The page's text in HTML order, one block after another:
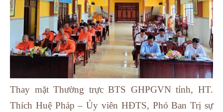
Thay mặt Thường trực BTS GHPGVN tỉnh, HT.
Thích Huệ Pháp – Ủy viên HĐTS, Phó Ban Trị sự